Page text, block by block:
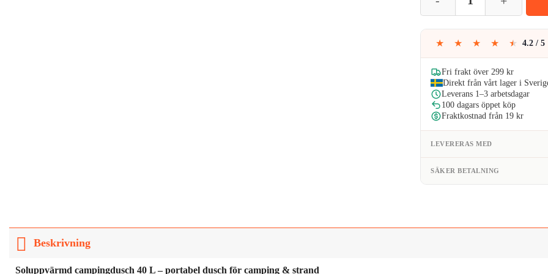
var:
259kr.
★ ★ ★ ★ ★ 4.2 / 5
Fri frakt över 299 kr
Direkt från vårt lager i
Leverans 1–3 arbetsdagar
100 dagars öppet köp
Fraktkostnad från 19 kr
LEVERERAS MED
SÄKER BETALNING
Beskrivning
Soluppvärmd campingdusch 40 L – portabel dusch för camping & strand